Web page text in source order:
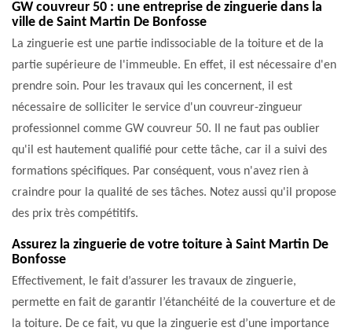
GW couvreur 50 : une entreprise de zinguerie dans la
ville de Saint Martin De Bonfosse
La zinguerie est une partie indissociable de la toiture et de la
partie supérieure de l'immeuble. En effet, il est nécessaire d'en
prendre soin. Pour les travaux qui les concernent, il est
nécessaire de solliciter le service d'un couvreur-zingueur
professionnel comme GW couvreur 50. Il ne faut pas oublier
qu'il est hautement qualifié pour cette tâche, car il a suivi des
formations spécifiques. Par conséquent, vous n'avez rien à
craindre pour la qualité de ses tâches. Notez aussi qu'il propose
des prix très compétitifs.
Assurez la zinguerie de votre toiture à Saint Martin De
Bonfosse
Effectivement, le fait d’assurer les travaux de zinguerie,
permette en fait de garantir l’étanchéité de la couverture et de
la toiture. De ce fait, vu que la zinguerie est d’une importance